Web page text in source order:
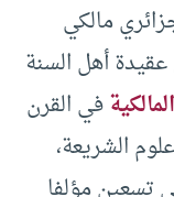
مالكي
أهل السنة
المالكيةفي القرن
الشريعة،
تسعين مؤلفا